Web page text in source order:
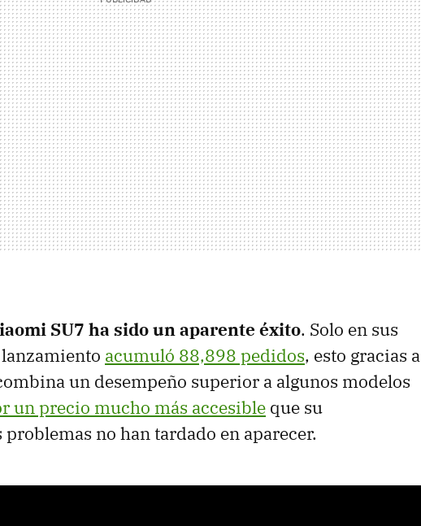
SU7 ha sido un aparente éxito. Solo en sus
acumuló 88,898 pedidos, esto gracias a
un desempeño superior a algunos modelos
un precio mucho más accesible que su
no han tardado en aparecer.